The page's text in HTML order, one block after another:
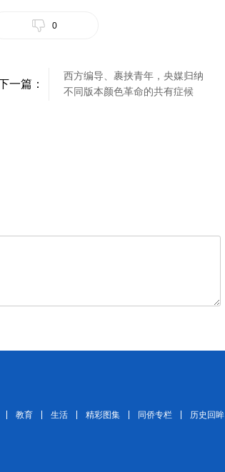
0
一篇：
西方编导、裹挟青年，央媒归纳
不同版本颜色革命的共有症候
教育 生活 精彩图集 同侨专栏 历史回眸